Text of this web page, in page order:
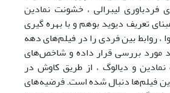
فردباوری لیبرالی ، خشونت نمادین
تعریف دیوید بوهم و با بهره گیری
، روابط بین فردی را در فیلم‌های دهه
مورد بررسی قرار داده و شاخص‌های
و دیالوگ ، از طریق کاوش در
فیلم‌ها دنبال شده است. فرضیه‌های